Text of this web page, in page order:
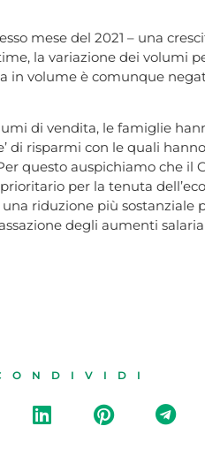
mese del 2021 – una
la variazione dei volumi
volume è comunque
di vendita, le famiglie
di risparmi con le quali
questo auspichiamo che il
per la tenuta
riduzione più sostanziale
degli aumenti